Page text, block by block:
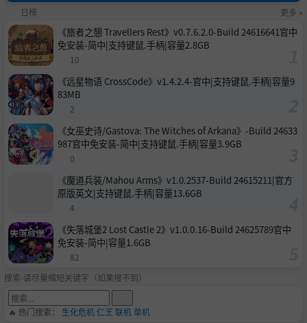
日榜 更多 »
《旅者之憩 Travellers Rest》v0.7.6.2.0-Build 24616641官中
免安装-简中|支持键鼠.手柄|容量2.8GB
10
《远星物语 CrossCode》v1.4.2.4-官中|支持键鼠.手柄|容量9
83MB
2
《女巫史诗/Gastova: The Witches of Arkana》-Build 24633
987官中免安装-简中|支持键鼠.手柄|容量3.9GB
0
《魔道兵装/Mahou Arms》v1.0.2537-Build 24615211|官方
原版英文|支持键鼠.手柄|容量13.6GB
4
《失落城堡2 Lost Castle 2》v1.0.0.16-Build 24625789官中
免安装-简中|容量1.6GB
82
搜索-请尽量缩短关键字（如果搜不到）
🔥 热门搜索： 生化危机仁王联机单机